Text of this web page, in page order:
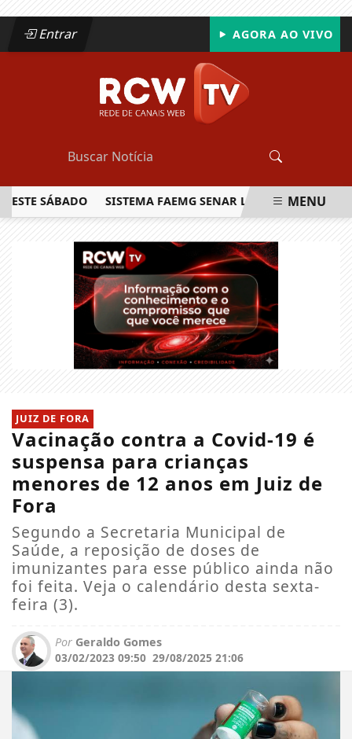
Entrar AGORA AO VIVO
SÁBADO SISTEMA FAEMG SENAR LANÇA O PRIMEIRO
MENU
JUIZ DE FORA
Vacinação contra a Covid-19 é
suspensa para crianças
menores de 12 anos em Juiz de
Fora
Segundo a Secretaria Municipal de
Saúde, a reposição de doses de
imunizantes para esse público ainda não
foi feita. Veja o calendário desta sexta-
feira (3).
Por Geraldo Gomes
03/02/2023 09:50 29/08/2025 21:06